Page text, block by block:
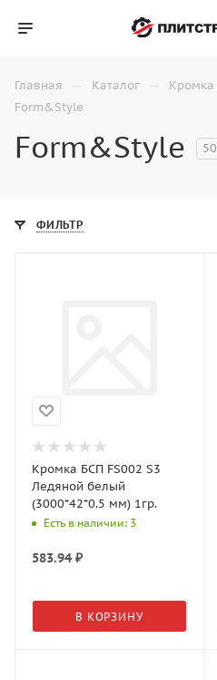
Главная — Каталог — Кромка
Form&Style
Form&Style 50
ФИЛЬТР
Кромка БСП FS002 S3
Ледяной белый
(3000*42*0.5 мм) 1гр.
Есть в наличии: 3
583.94₽
В КОРЗИНУ